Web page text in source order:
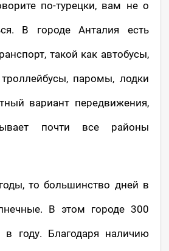
по-турецки, вам не о
В городе Анталия есть
такой как автобусы,
паромы, лодки
вариант передвижения,
почти все районы
то большинство дней в
В этом городе 300
в году. Благодаря наличию